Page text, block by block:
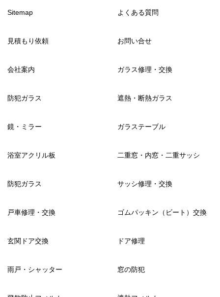
Sitemap よくある質問
見積もり依頼 お問い合せ
会社案内 ガラス修理・交換
防犯ガラス 遮熱・断熱ガラス
鏡・ミラー ガラステーブル
浴室アクリル板 二重窓・内窓・二重サッシ
防犯ガラス サッシ修理・交換
戸車修理・交換 ゴムパッキン（ビート）交換
玄関ドア交換 ドア修理
雨戸・シャッター 窓の防犯